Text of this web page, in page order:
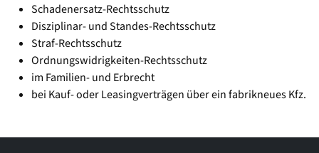
Schadenersatz-Rechtsschutz
Disziplinar- und Standes-Rechtsschutz
Straf-Rechtsschutz
Ordnungswidrigkeiten-Rechtsschutz
im Familien- und Erbrecht
bei Kauf- oder Leasingverträgen über ein fabrikneues Kfz.